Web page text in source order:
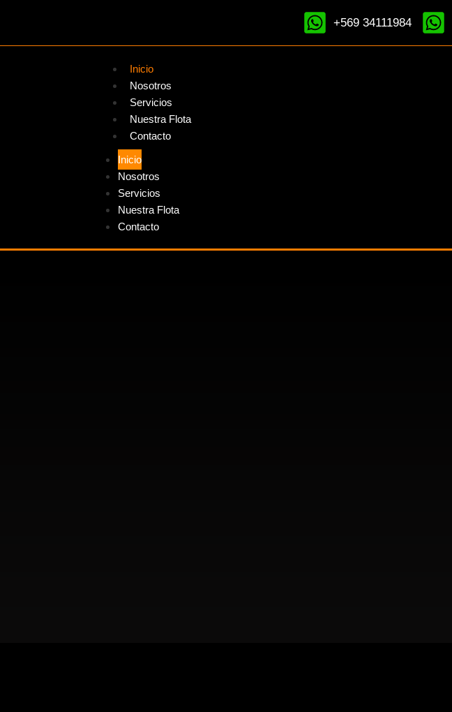
+569 34111984
Inicio
Nosotros
Servicios
Nuestra Flota
Contacto
Inicio
Nosotros
Servicios
Nuestra Flota
Contacto